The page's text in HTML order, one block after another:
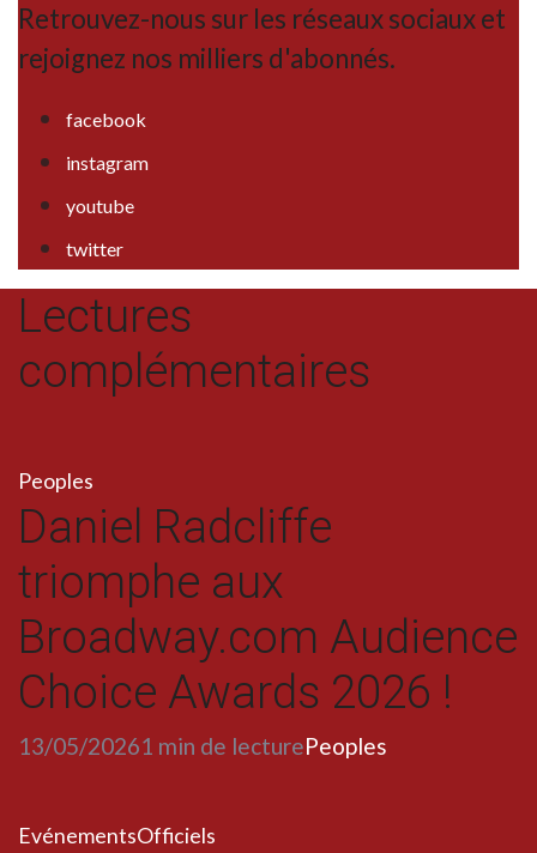
Retrouvez-nous sur les réseaux sociaux et
rejoignez nos milliers d'abonnés.
facebook
instagram
youtube
twitter
Lectures
complémentaires
Peoples
Daniel Radcliffe
triomphe aux
Broadway.com Audience
Choice Awards 2026 !
13/05/20261 min de lecturePeoples
EvénementsOfficiels